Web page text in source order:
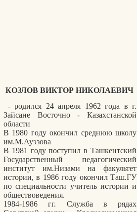
КОЗЛОВ ВИКТОР НИКОЛАЕВИЧ
- родился 24 апреля 1962 года в г.
Зайсане Восточно - Казахстанской
области
В 1980 году окончил среднюю школу
им.М.Ауэзова
В 1981 году поступил в Ташкентский
Государственный педагогический
институт им.Низами на факультет
истории, в 1986 году окончил Таш.ГУ
по специальности учитель истории и
обществоведения.
1984-1986 гг. Служба в рядах